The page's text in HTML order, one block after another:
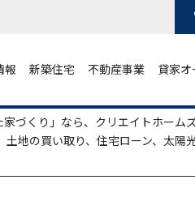
報 新築住宅 不動産事業 貸家オ
家づくり」なら、クリエイトホー
地の買い取り、住宅ローン、太陽